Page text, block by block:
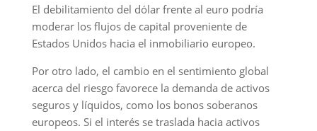
El debilitamiento del dólar frente al euro podría
moderar los flujos de capital proveniente de
Estados Unidos hacia el inmobiliario europeo.
Por otro lado, el cambio en el sentimiento global
acerca del riesgo favorece la demanda de activos
seguros y líquidos, como los bonos soberanos
europeos. Si el interés se traslada hacia activos